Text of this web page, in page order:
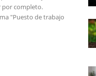
por completo.
"Puesto de trabajo